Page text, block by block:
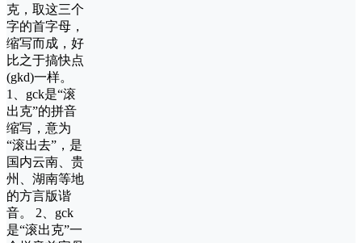
克，取这三个
字的首字母，
缩写而成，好
比之于搞快点
(gkd)一样。
1、gck是“滚
出克”的拼音
缩写，意为
“滚出去”，是
国内云南、贵
州、湖南等地
的方言版谐
音。 2、gck
是“滚出克”一